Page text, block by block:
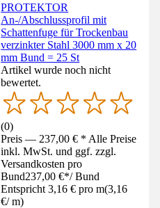
PROTEKTOR
An-/Abschlussprofil mit
Schattenfuge für Trockenbau
verzinkter Stahl 3000 mm x 20
mm Bund = 25 St
Artikel wurde noch nicht
bewertet.
(0)
Preis — 237,00 € * Alle Preise
inkl. MwSt. und ggf. zzgl.
Versandkosten pro
Bund237,00 €*/ Bund
Entspricht 3,16 € pro m(3,16
€/ m)